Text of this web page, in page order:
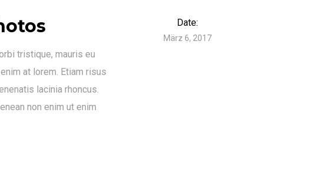
Date:
März 6, 2017
tristique, mauris eu
at lorem. Etiam risus
lacinia rhoncus.
non enim ut enim